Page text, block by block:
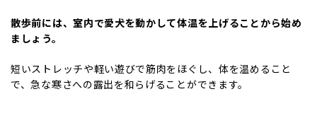
散歩前には、室内で愛犬を動かして体温を上げることから始め
ましょう。
短いストレッチや軽い遊びで筋肉をほぐし、体を温めること
で、急な寒さへの露出を和らげることができます。